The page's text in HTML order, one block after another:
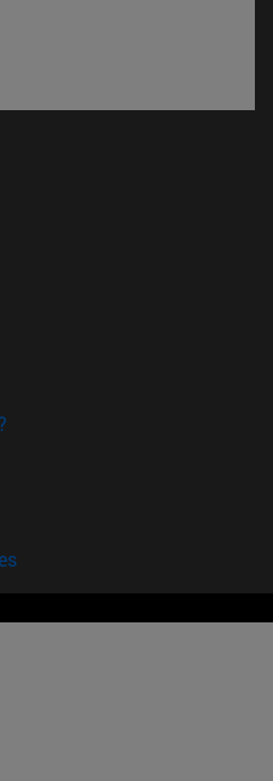
ventana)
en nueva ventana)
en nueva ventana)